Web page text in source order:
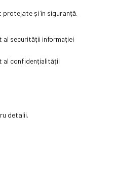
protejate și în siguranță.
al securității informației
al confidențialității
detalii.